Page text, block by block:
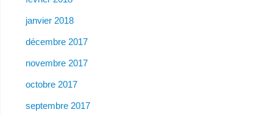
janvier 2018
décembre 2017
novembre 2017
octobre 2017
septembre 2017